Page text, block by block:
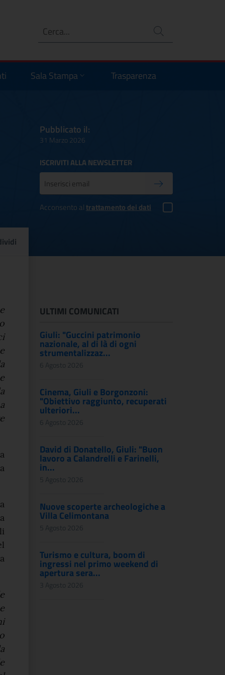
Ricerca
Sala Stampa Trasparenza
Pubblicato il:
31 Marzo 2026
ISCRIVITI ALLA NEWSLETTER
Conferma iscrizione
Acconsento altrattamento dei dati
a Leopoli: “Ruolo
ULTIMI COMUNICATI
Giuli: "Guccini patrimonio
nazionale, al di là di ogni
strumentalizzaz...
6 Agosto 2026
Cinema, Giuli e Borgonzoni:
"Obiettivo raggiunto, recuperati
ulteriori...
6 Agosto 2026
David di Donatello, Giuli: "Buon
lavoro a Calandrelli e Farinelli,
in...
5 Agosto 2026
Nuove scoperte archeologiche a
Villa Celimontana
5 Agosto 2026
Turismo e cultura, boom di
ingressi nel primo weekend di
apertura sera...
3 Agosto 2026